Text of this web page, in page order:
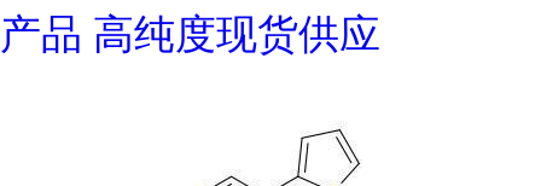
产品 高纯度现货供应